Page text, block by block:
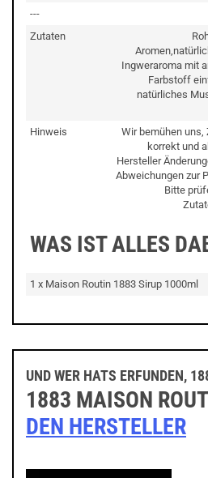
---
Zutaten
Ingweraroma mit
Farbstoff
natürliches
Hinweis
Wir bemühen uns,
korrekt und
Hersteller
Abweichungen zur
Bitte
WAS IST ALLES
1 x Maison Routin 1883 Sirup 1000ml
UND WER HATS ERFUNDEN,
1883 MAISON
DEN HERSTELLER